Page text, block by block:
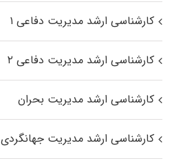
کارشناسی ارشد مدیریت دفاعی ۱
کارشناسی ارشد مدیریت دفاعی ۲
کارشناسی ارشد مدیریت بحران
کارشناسی ارشد مدیریت جهانگردی